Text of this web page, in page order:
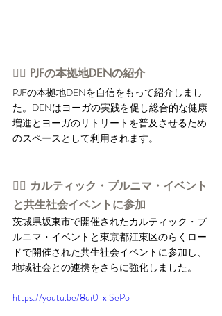
👉🏻 PJFの本拠地DENの紹介
PJFの本拠地DENを自信をもって紹介しまし
た。DENはヨーガの実践を促し総合的な健康
増進とヨーガのリトリートを普及させるため
のスペースとして利用されます。
👉🏻 カルティック・プルニマ・イベント
と共生社会イベントに参加
茨城県坂東市で開催されたカルティック・プ
ルニマ・イベントと東京都江東区のらくロー
ドで開催された共生社会イベントに参加し、
地域社会との連携をさらに強化しました。
https://youtu.be/8di0_xlSePo